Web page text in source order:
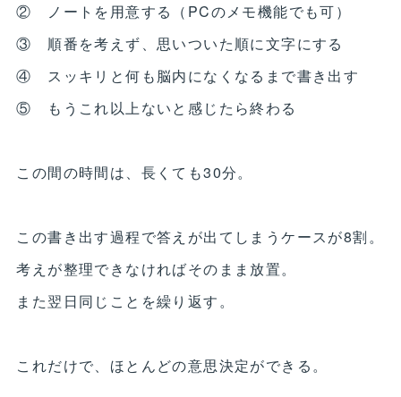
② ノートを用意する（PCのメモ機能でも可）
③ 順番を考えず、思いついた順に文字にする
④ スッキリと何も脳内になくなるまで書き出す
⑤ もうこれ以上ないと感じたら終わる
この間の時間は、長くても30分。
この書き出す過程で答えが出てしまうケースが8割。
考えが整理できなければそのまま放置。
また翌日同じことを繰り返す。
これだけで、ほとんどの意思決定ができる。